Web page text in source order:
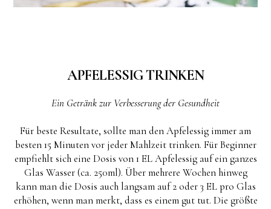
APFELESSIG TRINKEN
Ein Getränk zur Verbesserung der Gesundheit
Für beste Resultate, sollte man den Apfelessig immer am
besten 15 Minuten vor jeder Mahlzeit trinken. Für Beginner
empfiehlt sich eine Dosis von 1 EL Apfelessig auf ein ganzes
Glas Wasser (ca. 250ml). Über mehrere Wochen hinweg
kann man die Dosis auch langsam auf 2 oder 3 EL pro Glas
erhöhen, wenn man merkt, dass es einem gut tut. Die größte